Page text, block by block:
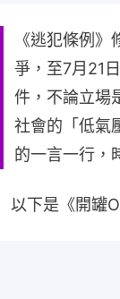
《逃犯條例
爭，至7月21
件，不論立場
社會的「低氣
的一言一行，
以下是《開罐